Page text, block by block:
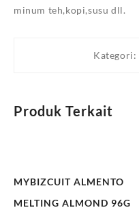
minum teh,kopi,susu dll.
Kategori:
Produk Terkait
MYBIZCUIT ALMENTO
MELTING ALMOND 96G